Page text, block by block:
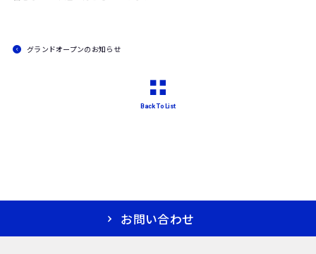
グランドオープンのお知らせ
Back To List
お問い合わせ